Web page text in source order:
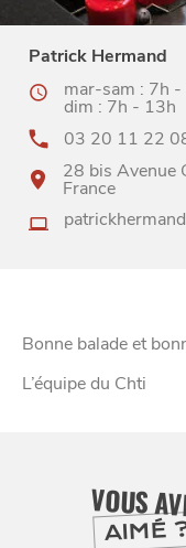
Patrick Hermand
mar-sam : 7h
dim : 7h - 13h
03 20 11 22
28 bis Avenue
France
Bonne balade et
L’équipe du Chti
VOUS
AIMÉ